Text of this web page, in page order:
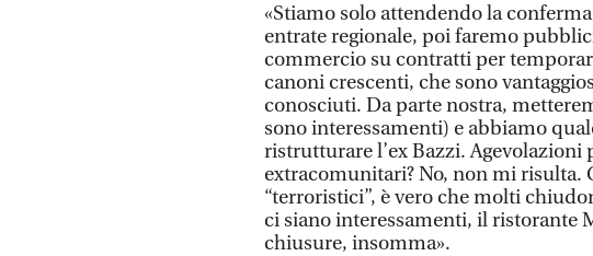
«Stiamo solo attendendo la
entrate regionale, poi faremo
commercio su contratti per
canoni crescenti, che sono
conosciuti. Da parte nostra,
sono interessamenti) e abbiamo
ristrutturare l’ex Bazzi.
extracomunitari? No, non mi risulta.
“terroristici”, è vero che molti
ci siano interessamenti, il ristorante
chiusure, insomma».